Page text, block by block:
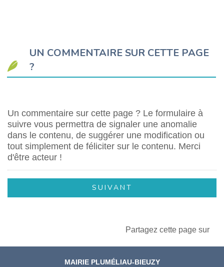
UN COMMENTAIRE SUR CETTE PAGE
?
Un commentaire sur cette page ? Le formulaire à
suivre vous permettra de signaler une anomalie
dans le contenu, de suggérer une modification ou
tout simplement de féliciter sur le contenu. Merci
d'être acteur !
Partagez cette page sur
MAIRIE PLUMÉLIAU-BIEUZY